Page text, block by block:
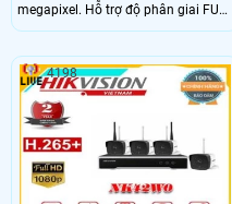
megapixel. Hỗ trợ độ phân giai FULL
HD Độ phân giải tối đa
trời hỗ trợ chuẩn nén H265/H
4198